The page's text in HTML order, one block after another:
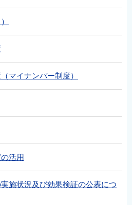
マイナンバー制度）
活用
施状況及び効果検証の公表につ